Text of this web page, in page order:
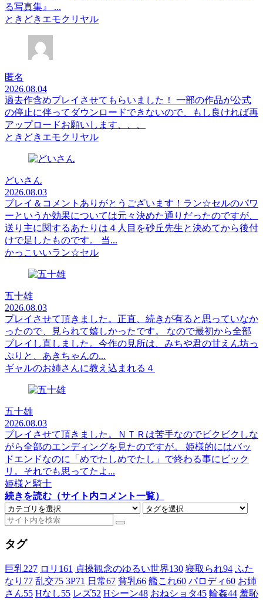
る写真集』 ...
ときどきエモクリヤル
匿名
2026.08.04
過去作含めプレイさせてもらいました！ 一部の作品が公式
の停止に伴ってダウンロードできないので、もし良ければ再
アップロードお願いします、、、
ときどきエモクリヤル
どいさん
2026.08.03
プレイ＆コメントありがとうございます！ラン☆セルのパワ
ーというか効果については元々決めた通りだったのですが、
送り主に関するあたりは４人目を砂丘先生と決めてから後付
けで足したものです。 当...
かっこいいラン☆セル
五十雄
2026.08.03
プレイさせて頂きました。正直、続きが有ると思っていなか
ったので、見られて嬉しかったです。 なので最初から全部
プレイし直しました。今作の見所は、みちや君の甘えん坊っ
ぷりと、あきちゃんの...
ギャルのお姉さんに教え込まれる４
五十雄
2026.08.03
プレイさせて頂きました。ＮＴＲは苦手なのでビクビクしな
がら全部のエンディングを見たのですが。 姫様的にはバッ
ドエンドなのに「めでたしめでたし」で終わる事にビック
リ。それでも思ってたよ...
姫様と騎士
続きを読む（サイト内コメント一覧）
タグ
巨乳227 ロリ 161 貞操観念のゆるい世界130 寝取られ94 ふた
なり 77 乱交75 3P71 日常67 貧乳66 艦これ60 パロディ60 お姉
さん55 Hなし55 レズ52 Hシーン48 おねショタ45 輪姦44 羞恥